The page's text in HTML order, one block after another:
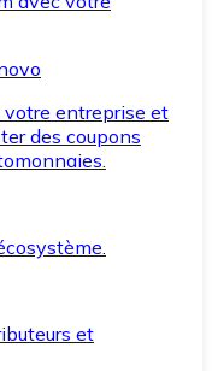
entreprise et
des coupons
et